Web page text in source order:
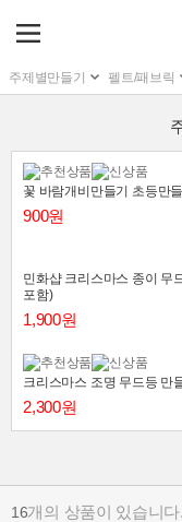
주제별만들기 펠트/패브릭
꽃 바람개비만들기 초등만들
900원
민화샵 크리스마스 종이 무
포함)
1,900원
크리스마스 조명 무드등 만
2,300원
16개의 상품이 있습니다.